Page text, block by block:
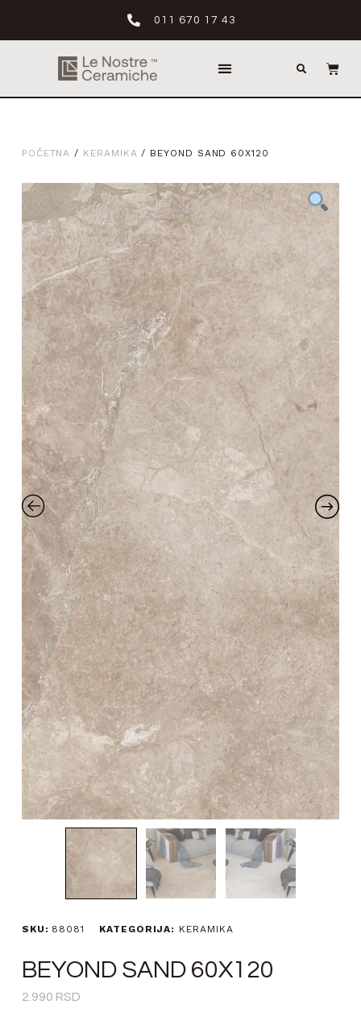
011 670 17 43
POČETNA / KERAMIKA / BEYOND SAND 60X120
SKU: 88081 KATEGORIJA: KERAMIKA
BEYOND SAND 60X120
2.990 RSD